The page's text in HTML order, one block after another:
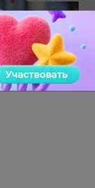
push-
ресурсов